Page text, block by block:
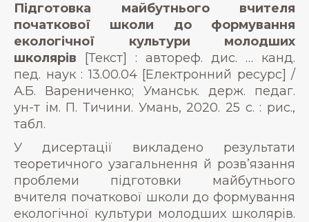
Підготовка майбутнього вчителя
початкової школи до формування
екологічної культури молодших
школярів [Текст] : автореф. дис. … канд.
пед. наук : 13.00.04 [Електронний ресурс] /
А.Б. Варениченко; Уманськ. держ. педаг.
ун-т ім. П. Тичини. Умань, 2020. 25 с. : рис.,
табл.
У дисертації викладено результати
теоретичного узагальнення й розв’язання
проблеми підготовки майбутнього
вчителя початкової школи до формування
екологічної культури молодших школярів.